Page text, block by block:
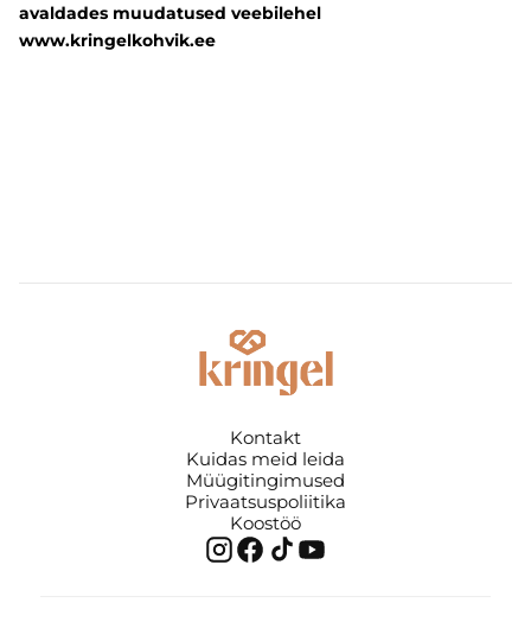
avaldades muudatused veebilehel
www.kringelkohvik.ee
Kontakt
Kuidas meid leida
Müügitingimused
Privaatsuspoliitika
Koostöö